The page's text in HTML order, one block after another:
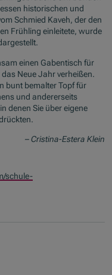
historischen und
Schmied Kaveh, der den
Frühling einleitete, wurde
einen Gabentisch für
Neue Jahr verheißen.
bunt bemalter Topf für
und andererseits
denen Sie über eigene
– Cristina-Estera Klein
schule-